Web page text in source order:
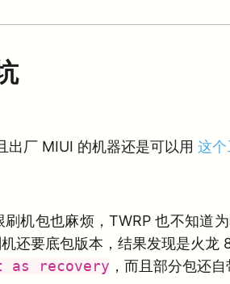
出厂 MIUI 的机器还是可以用这
机包也麻烦，TWRP 也不知道
还要底包版本，结果发现是火龙
as recovery ，而且部分包还